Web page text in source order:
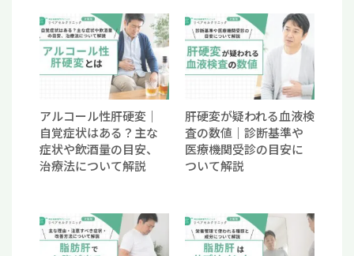
アルコール性肝硬変｜
自覚症状はある？主な
症状や飲酒量の目安、
治療法について解説
肝硬変が疑われる血液検
査の数値｜診断基準や
医療機関受診の目安に
ついて解説